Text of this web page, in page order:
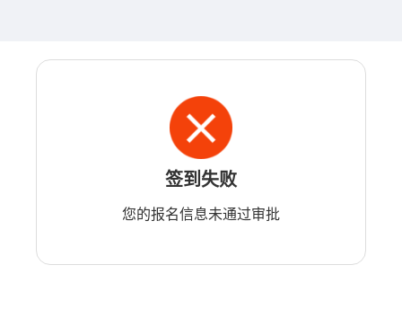
签到失败
您的报名信息未通过审批